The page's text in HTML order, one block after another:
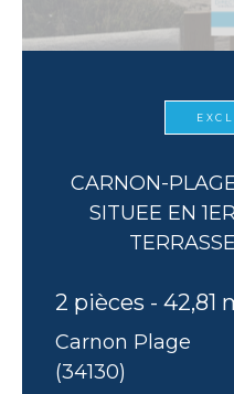
CARNON-
SITUEE EN
2 pièces - 42,81
Carnon Plage
(34130)